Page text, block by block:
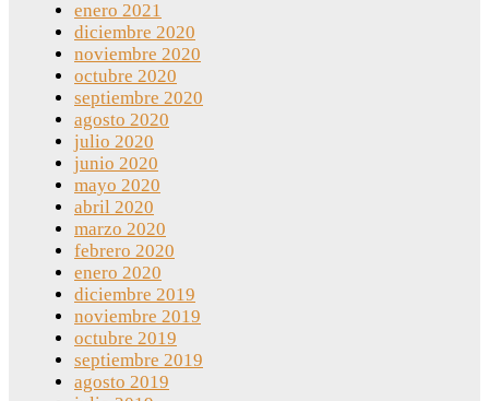
enero 2021
diciembre 2020
noviembre 2020
octubre 2020
septiembre 2020
agosto 2020
julio 2020
junio 2020
mayo 2020
abril 2020
marzo 2020
febrero 2020
enero 2020
diciembre 2019
noviembre 2019
octubre 2019
septiembre 2019
agosto 2019